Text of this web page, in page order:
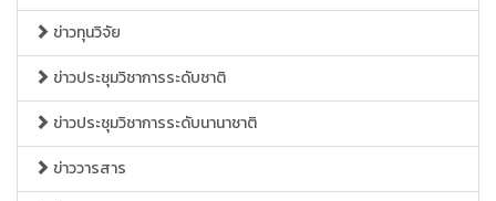
ข่าวทุนวิจัย
ข่าวประชุมวิชาการระดับชาติ
ข่าวประชุมวิชาการระดับนานาชาติ
ข่าววารสาร